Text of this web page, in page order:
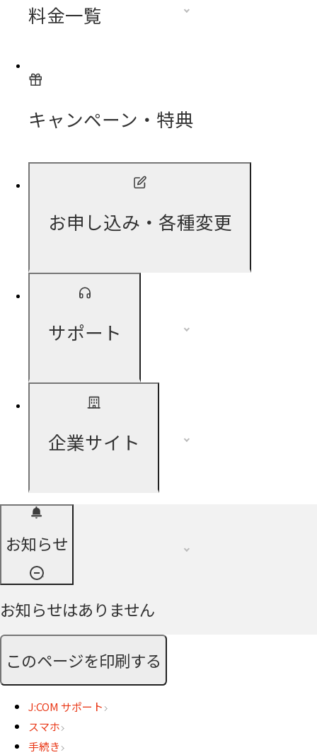
料金一覧
キャンペーン・特典
お申し込み・各種変更
サポート
企業サイト
お知らせ
お知らせはありません
このページを印刷する
J:COM サポート
スマホ
手続き